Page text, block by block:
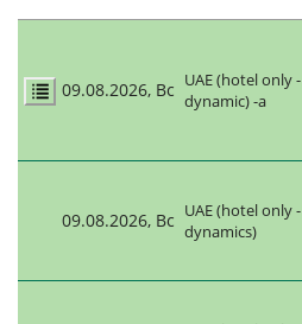
09.08.2026, Вс UAE (hotel only -
dynamic) -a
09.08.2026, Вс UAE (hotel only -
dynamics)